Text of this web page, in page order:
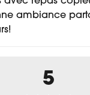
ambiance
5